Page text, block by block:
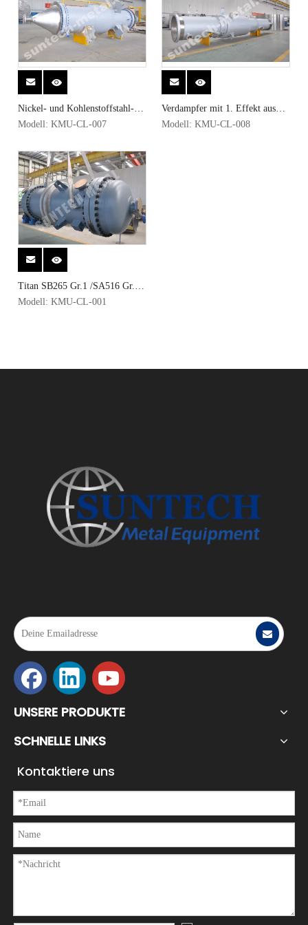
2023-08-14
Von der unwissenden Jugend bis zum Erwachsenenalter ist jeder
2023-01-31
Nickel- und Kohlenstoffstahl-
plattierter N02201 /SA-516
die NaOH-Industrie
Modell: KMU-CL-007
Verdampfer mit 1. Effekt aus
Nickel/Kohlenstoffstahl
Modell: KMU-CL-008
Titan SB265 Gr.1 /SA516 Gr.70
Kondensator
Modell: KMU-CL-001
UNSERE PRODUKTE
SCHNELLE LINKS
Kontaktiere uns